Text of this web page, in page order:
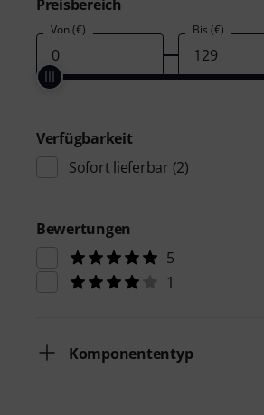
Preisbereich
Von (€) Bis (€)
Verfügbarkeit
Sofort lieferbar (2)
Bewertungen
5
1
Komponententyp